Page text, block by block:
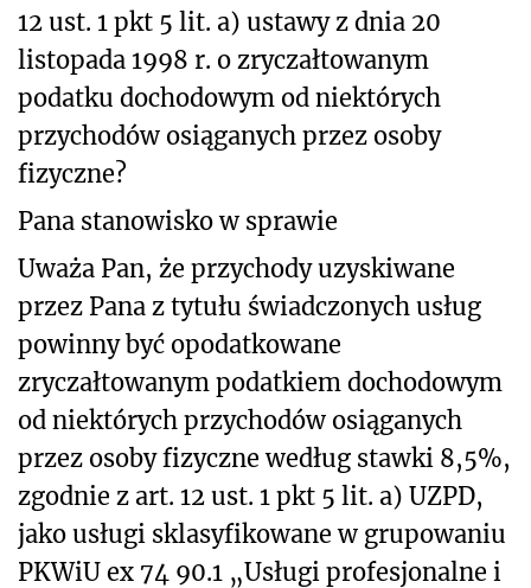
12 ust. 1 pkt 5 lit. a) ustawy z dnia 20
listopada 1998 r. o zryczałtowanym
podatku dochodowym od niektórych
przychodów osiąganych przez osoby
fizyczne?
Pana stanowisko w sprawie
Uważa Pan, że przychody uzyskiwane
przez Pana z tytułu świadczonych usług
powinny być opodatkowane
zryczałtowanym podatkiem dochodowym
od niektórych przychodów osiąganych
przez osoby fizyczne według stawki 8,5%,
zgodnie z art. 12 ust. 1 pkt 5 lit. a) UZPD,
jako usługi sklasyfikowane w grupowaniu
PKWiU ex 74 90.1 „Usługi profesjonalne i